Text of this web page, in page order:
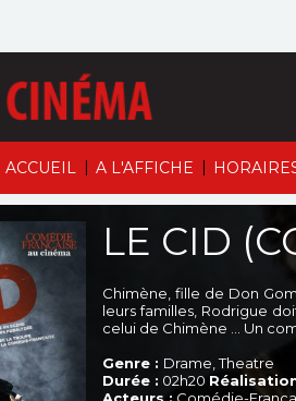
ACCUEIL | A L'AFFICHE |
LE CID
Chimène, fille de Don
leurs familles, Rodrigue
celui de Chimène … Un
Genre : Drame, Theatre
Durée : 02h20